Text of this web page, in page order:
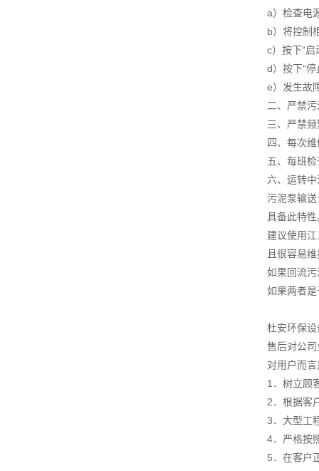
a）检查电
b）将控制
c）按下“
d）按下“
e）发生故
二、严禁
三、严禁
四、每次
五、每班
六、运转
污泥泵输
具备此特性
建议使用
且很容易
如果回流
如果两者
杜安环保
售后对公
对用户而
1．树立顾
2．根据客
3．大型工
4．严格按
5．在客户